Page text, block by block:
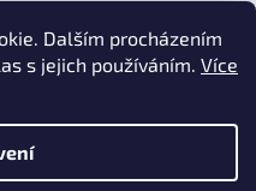
Dalším procházením
s jejich používáním. Více
Shoptet